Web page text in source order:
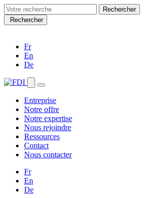
Search
for:Rechercher
Fr
En
De
Entreprise
Notre offre
Notre expertise
Nous rejoindre
Ressources
Contact
Nous contacter
Fr
En
De